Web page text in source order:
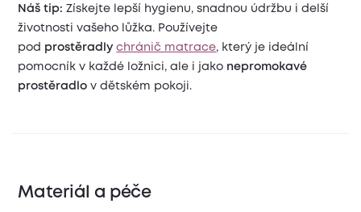
Náš tip: Získejte lepší hygienu, snadnou údržbu i delší
životnosti vašeho lůžka. Používejte
pod prostěradly chránič matrace, který je ideální
pomocník v každé ložnici, ale i jako nepromokavé
prostěradlo v dětském pokoji.
Materiál a péče